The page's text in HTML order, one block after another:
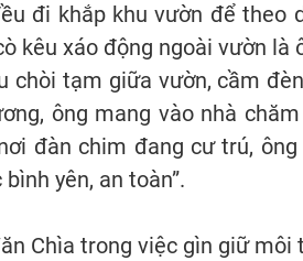
đi khắp khu vườn để theo
kêu xáo động ngoài vườn
chòi tạm giữa vườn, cầm
ông mang vào nhà
đàn chim đang cư trú,
yên, an toàn”.
Chìa trong việc gìn giữ